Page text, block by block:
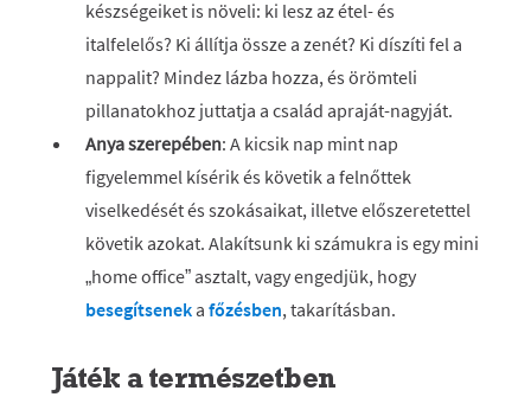
készségeiket is növeli: ki lesz az étel- és
italfelelős? Ki állítja össze a zenét? Ki díszíti fel a
nappalit? Mindez lázba hozza, és örömteli
pillanatokhoz juttatja a család apraját-nagyját.
Anya szerepében: A kicsik nap mint nap
figyelemmel kísérik és követik a felnőttek
viselkedését és szokásaikat, illetve előszeretettel
követik azokat. Alakítsunk ki számukra is egy mini
„home office” asztalt, vagy engedjük, hogy
besegítsenek a főzésben, takarításban.
Játék a természetben